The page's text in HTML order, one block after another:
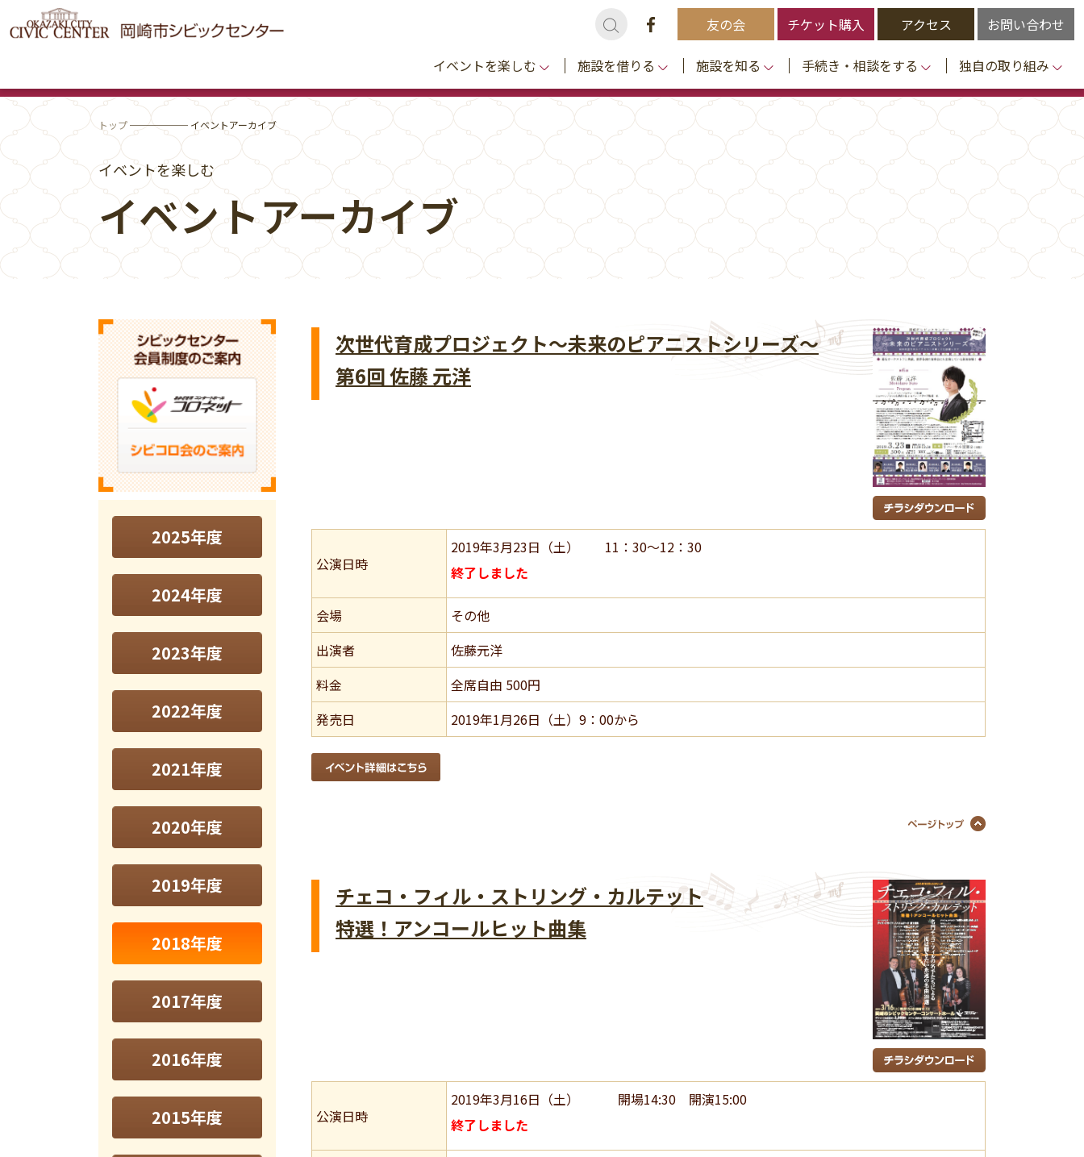
友の会 チケット購入 アクセス お問い合わせ
イベントを楽しむ 施設を借りる 施設を知る 手続き・相談をする 独自の取り組み
トップ────── イベントアーカイブ
イベントを楽しむ
イベントアーカイブ
2025年度
2024年度
2023年度
2022年度
2021年度
2020年度
2019年度
2018年度
2017年度
2016年度
2015年度
次世代育成プロジェクト～未来のピアニストシリーズ～
第6回 佐藤 元洋
公演日時
2019年3月23日（土） 11：30～12：30
終了しました
会場
その他
出演者
佐藤元洋
料金
全席自由 500円
発売日
2019年1月26日（土）9：00から
チェコ・フィル・ストリング・カルテット
特選！アンコールヒット曲集
公演日時
2019年3月16日（土） 開場14:30 開演15:00
終了しました